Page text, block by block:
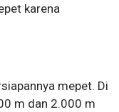
karena
mepet. Di
m dan 2.000 m